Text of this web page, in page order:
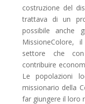
costruzione del
trattava di un
possibile anche
MissioneColore,
settore che
contribuire
Le popolazioni
missionario della
far giungere il loro